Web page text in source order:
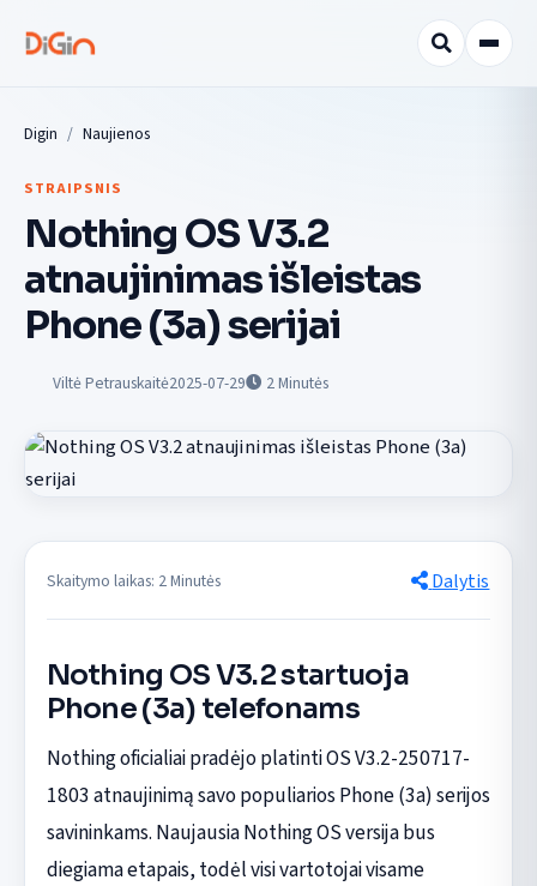
Digin Naujienos
STRAIPSNIS
Nothing OS V3.2
atnaujinimas išleistas
Phone (3a) serijai
Viltė Petrauskaitė2025-07-29 2Minutės
Skaitymo laikas: 2 Minutės Dalytis
Nothing OS V3.2 startuoja
Phone (3a) telefonams
Nothing oficialiai pradėjo platinti OS V3.2-250717-
1803 atnaujinimą savo populiarios Phone (3a) serijos
savininkams. Naujausia Nothing OS versija bus
diegiama etapais, todėl visi vartotojai visame